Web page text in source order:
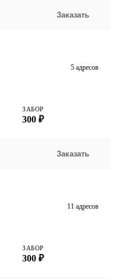
Заказать
5 адресов
ЗАБОР
300 ₽
Заказать
11 адресов
ЗАБОР
300 ₽